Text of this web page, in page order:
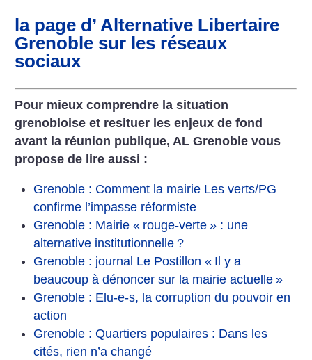
la page d’ Alternative Libertaire
Grenoble sur les réseaux
sociaux
Pour mieux comprendre la situation
grenobloise et resituer les enjeux de fond
avant la réunion publique, AL Grenoble vous
propose de lire aussi :
Grenoble : Comment la mairie Les verts/PG
confirme l’impasse réformiste
Grenoble : Mairie « rouge-verte » : une
alternative institutionnelle ?
Grenoble : journal Le Postillon « Il y a
beaucoup à dénoncer sur la mairie actuelle »
Grenoble : Elu-e-s, la corruption du pouvoir en
action
Grenoble : Quartiers populaires : Dans les
cités, rien n’a changé